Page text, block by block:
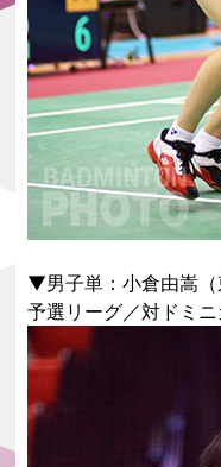
▼男子単：小倉由嵩（
予選リーグ／対ドミニ